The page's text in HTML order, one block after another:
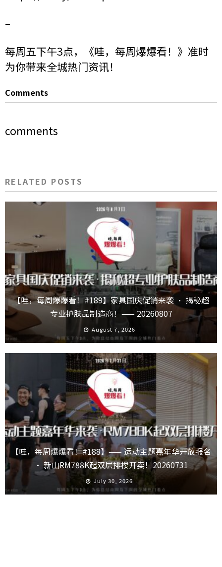
–
每周五下午3点，《哇，每周爆爆看！》准时
为你带来全城热门资讯！
Comments
comments
RELATED POSTS
【哇，每周爆爆看！#189】家具国庆促销来袭 · 揭秘超
专业护肤品制造商！—— 20260807
August 7, 2026
【哇，每周爆爆看！#188】—— 运动主题嘉年华开放报名
· 新山RM788K起双层排楼开卖！20260731
July 30, 2026